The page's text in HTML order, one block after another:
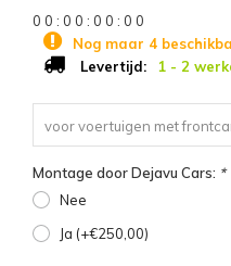
0 0 : 0 0 : 0 0 : 0 0
Nog maar 4
Levertijd:
1 - 2
voor voertuigen met
Montage door Dejavu Cars: *
Nee
Ja (+€250,00)